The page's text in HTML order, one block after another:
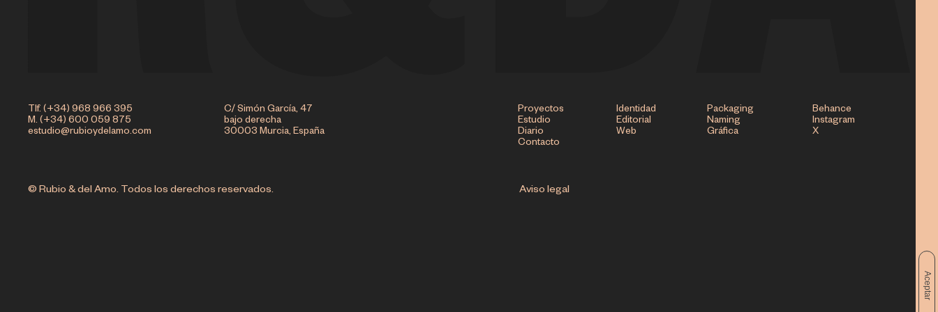
Aceptar
Tlf. (+34) 968 966 395
M. (+34) 600 059 875
estudio@rubioydelamo.com
C/ Simón García, 47
bajo derecha
30003 Murcia, España
Proyectos
Estudio
Diario
Contacto
Identidad
Packaging
Editorial
Naming
Web
Gráfica
Behance
Instagram
X
© Rubio & del Amo. Todos los derechos reservados. Aviso legal